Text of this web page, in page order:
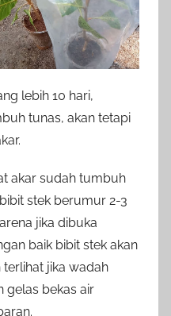
lebih 10 hari,
tunas, akan tetapi
akar sudah tumbuh
stek berumur 2-3
jika dibuka
baik bibit stek akan
terlihat jika wadah
gelas bekas air